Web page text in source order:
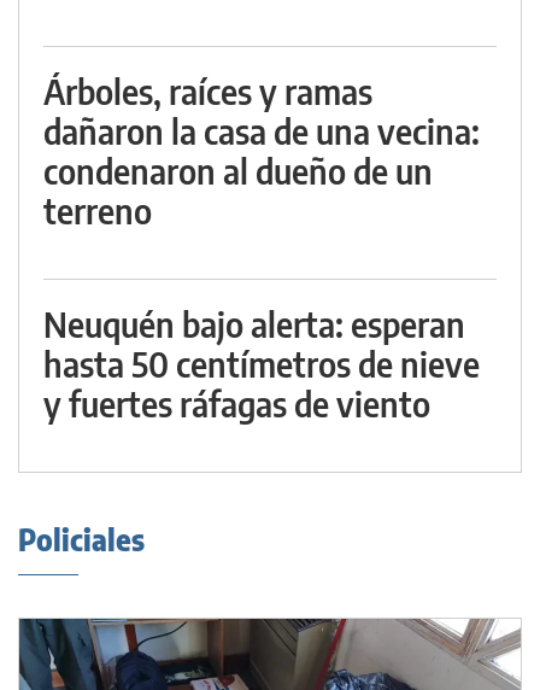
Árboles, raíces y ramas
dañaron la casa de una vecina:
condenaron al dueño de un
terreno
Neuquén bajo alerta: esperan
hasta 50 centímetros de nieve
y fuertes ráfagas de viento
Policiales